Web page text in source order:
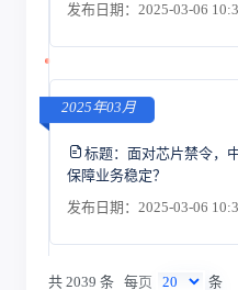
发布日期：2025-03-06
2025年03月
标题： 面对芯片禁令，
保障业务稳定？
发布日期：2025-03-06
共 2039 条 每页 条